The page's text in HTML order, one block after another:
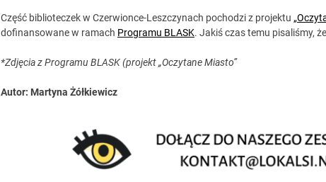
Część biblioteczek w Czerwionce-Leszczynach pochodzi z projektu
dofinansowane w ramach Programu BLASK. Jakiś czas temu pisaliśmy, że
*Zdjęcia z Programu BLASK (projekt „Oczytane Miasto”
Autor: Martyna Żółkiewicz